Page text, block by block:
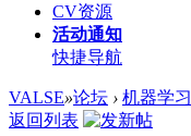
CV资源
活动通知
快捷导航
VALSE»论坛 › 机器学习
返回列表